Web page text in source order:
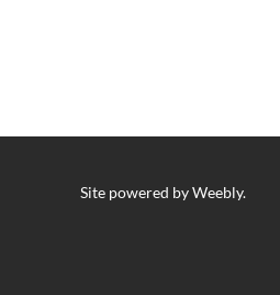
Site powered by Weebly.